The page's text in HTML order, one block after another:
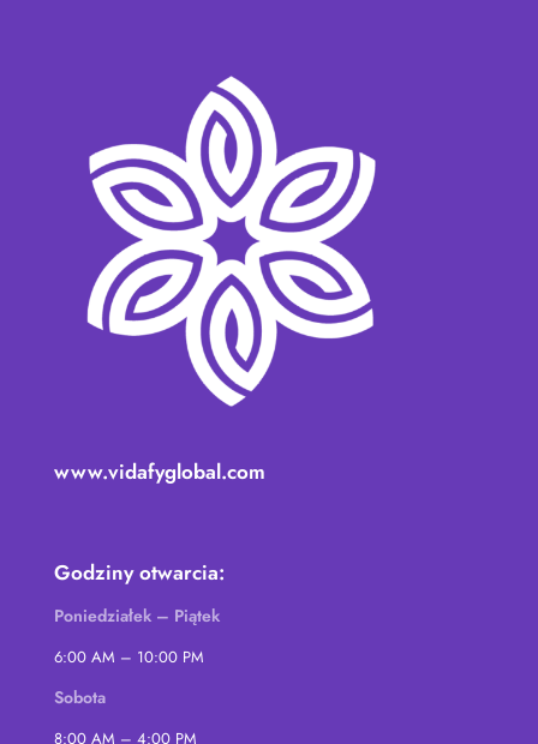
www.vidafyglobal.com
Godziny otwarcia:
Poniedziałek – Piątek
6:00 AM – 10:00 PM
Sobota
8:00 AM – 4:00 PM